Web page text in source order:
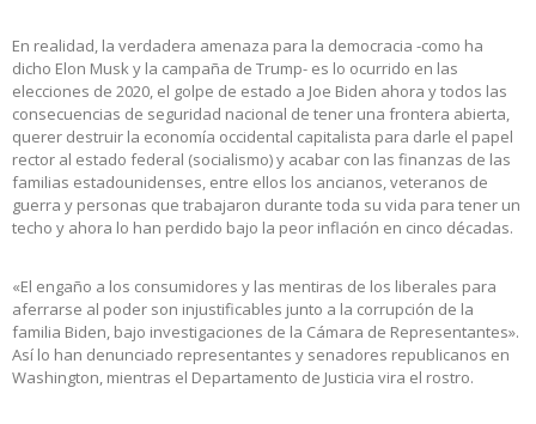
En realidad, la verdadera amenaza para la democracia -como ha
dicho Elon Musk y la campaña de Trump- es lo ocurrido en las
elecciones de 2020, el golpe de estado a Joe Biden ahora y todos las
consecuencias de seguridad nacional de tener una frontera abierta,
querer destruir la economía occidental capitalista para darle el papel
rector al estado federal (socialismo) y acabar con las finanzas de las
familias estadounidenses, entre ellos los ancianos, veteranos de
guerra y personas que trabajaron durante toda su vida para tener un
techo y ahora lo han perdido bajo la peor inflación en cinco décadas.
«El engaño a los consumidores y las mentiras de los liberales para
aferrarse al poder son injustificables junto a la corrupción de la
familia Biden, bajo investigaciones de la Cámara de Representantes».
Así lo han denunciado representantes y senadores republicanos en
Washington, mientras el Departamento de Justicia vira el rostro.